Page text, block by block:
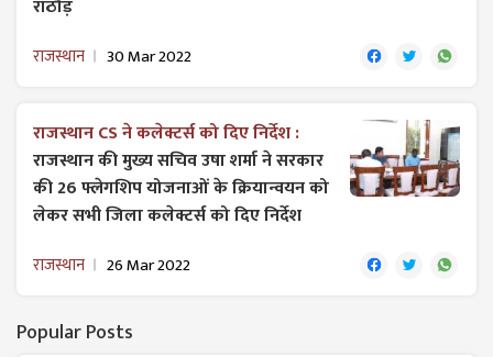
राठौड़
राजस्थान 30 Mar 2022
राजस्थान CS ने कलेक्टर्स को दिए निर्देश :
राजस्थान की मुख्य सचिव उषा शर्मा ने सरकार
की 26 फ्लेगशिप योजनाओं के क्रियान्वयन को
लेकर सभी जिला कलेक्टर्स को दिए निर्देश
राजस्थान 26 Mar 2022
Popular Posts